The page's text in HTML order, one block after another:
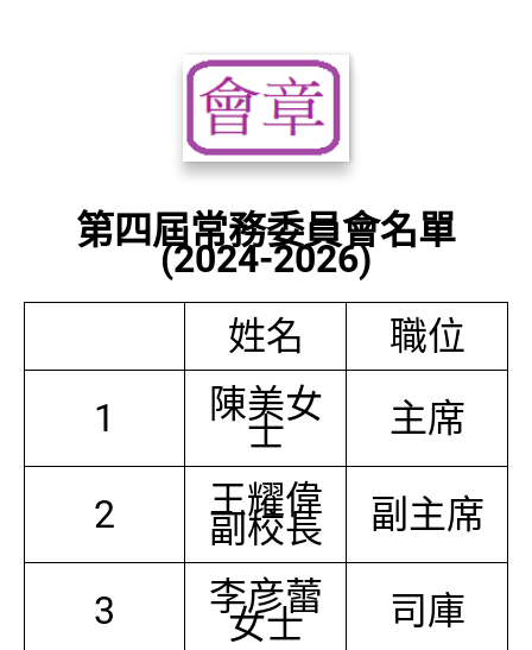
第四屆常務委員會名單
(2024-2026)
姓名
職位
1
陳美女
士 主席
2 王耀偉
副校長 副主席
3 李彦蕾
女士 司庫